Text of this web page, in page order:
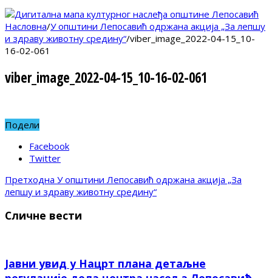
Насловна/У општини Лепосавић одржана акција „За лепшу
и здраву животну средину“/viber_image_2022-04-15_10-
16-02-061
viber_image_2022-04-15_10-16-02-061
Подели
Facebook
Twitter
Претходна У општини Лепосавић одржана акција „За
лепшу и здраву животну средину“
Сличне вести
Јавни увид у Нацрт плана детаљне